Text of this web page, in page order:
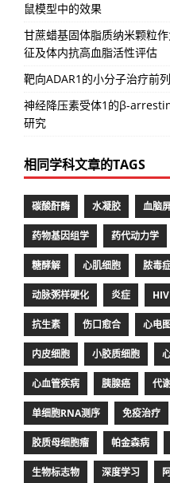
鼠模型中的效果
甘蔗蜡基固体脂质纳米颗粒
征及体内抗高血脂活性评估
靶向ADAR1的小分子治疗前
神经降压素受体1的β-
研究
相同学科文章的TAGS
碳酸酐酶 水凝胶 血脑
药物基因组学 药代动力学
糖酵解 心肌细胞 脓毒
动脉粥样硬化 炎症 HIV
抗生素 伤口愈合 心电
内皮细胞 小胶质细胞
心血管疾病 胰腺癌 代
单细胞RNA测序 免疫治疗
胶质母细胞瘤 帕金森病
生物标志物 深度学习